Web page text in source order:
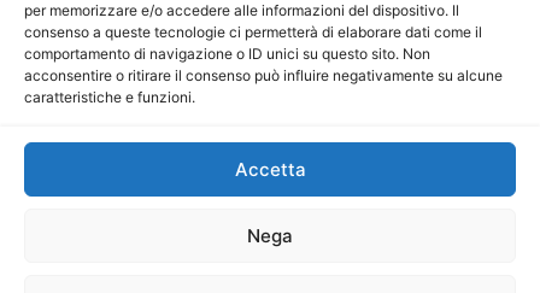
per memorizzare e/o accedere alle informazioni del dispositivo. Il
consenso a queste tecnologie ci permetterà di elaborare dati come il
comportamento di navigazione o ID unici su questo sito. Non
acconsentire o ritirare il consenso può influire negativamente su alcune
caratteristiche e funzioni.
Accetta
Nega
Direttore Editoriale: Maurizio Scaglione
Direttore Responsabile: Maria Calabrese
P.IVA: 06334930820
Mercurio Comunicazione Società Cooperativa a r.l. è
iscritta al Registro degli Operatori di Comunicazione al